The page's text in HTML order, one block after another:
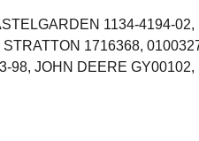
1134-4194-02,
1716368,
98, JOHN DEERE GY00102,